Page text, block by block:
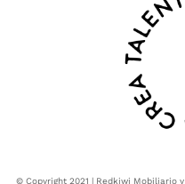
© Copyright 2021 | Redkiwi Mobiliario y